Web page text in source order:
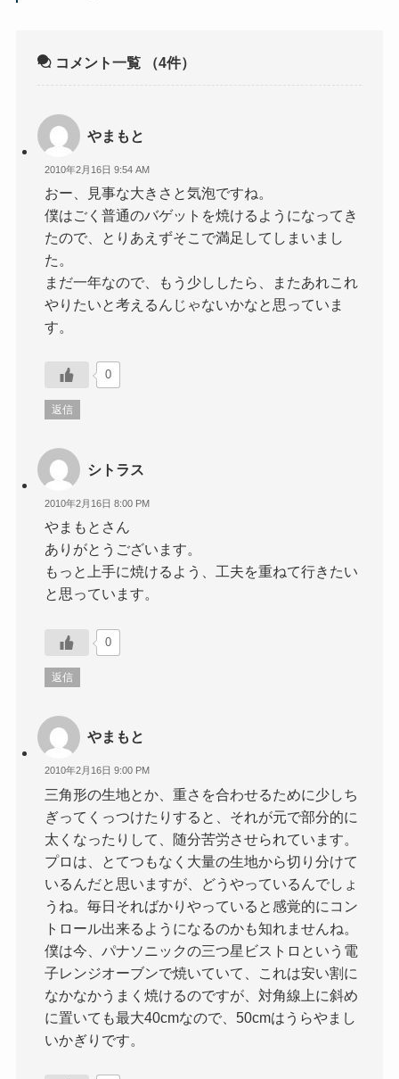
コメント一覧 （4件）
やまもと
2010年2月16日 9:54 AM
おー、見事な大きさと気泡ですね。
僕はごく普通のバゲットを焼けるようになってき
たので、とりあえずそこで満足してしまいまし
た。
まだ一年なので、もう少ししたら、またあれこれ
やりたいと考えるんじゃないかなと思っていま
す。
0
返信
シトラス
2010年2月16日 8:00 PM
やまもとさん
ありがとうございます。
もっと上手に焼けるよう、工夫を重ねて行きたい
と思っています。
0
返信
やまもと
2010年2月16日 9:00 PM
三角形の生地とか、重さを合わせるために少しち
ぎってくっつけたりすると、それが元で部分的に
太くなったりして、随分苦労させられています。
プロは、とてつもなく大量の生地から切り分けて
いるんだと思いますが、どうやっているんでしょ
うね。毎日そればかりやっていると感覚的にコン
トロール出来るようになるのかも知れませんね。
僕は今、パナソニックの三つ星ビストロという電
子レンジオーブンで焼いていて、これは安い割に
なかなかうまく焼けるのですが、対角線上に斜め
に置いても最大40cmなので、50cmはうらやまし
いかぎりです。